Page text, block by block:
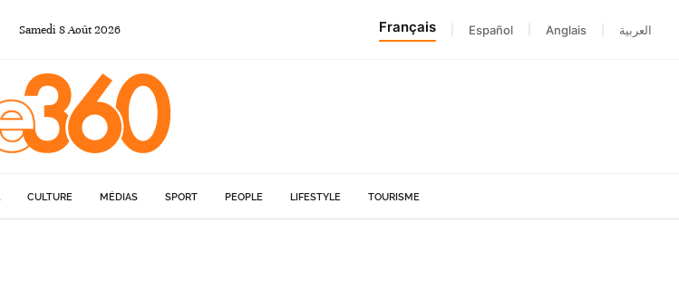
Samedi 8Août2026 Français Español Anglais العربية
CULTURE MÉDIAS SPORT PEOPLE LIFESTYLE TOURISME